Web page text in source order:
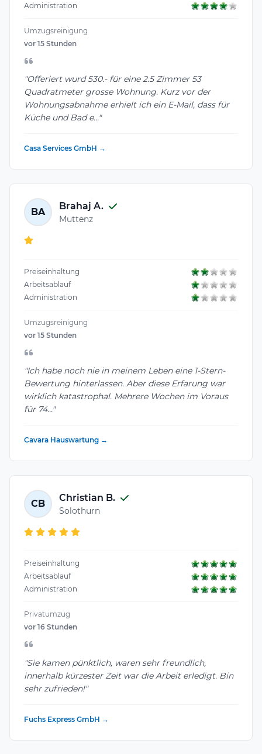
Administration
Umzugsreinigung
vor 15 Stunden
"Offeriert wurd 530.- für eine 2.5 Zimmer 53
Quadratmeter grosse Wohnung. Kurz vor der
Wohnungsabnahme erhielt ich ein E-Mail, dass für
Küche und Bad e..."
Casa Services GmbH →
BA
Brahaj A.
Muttenz
Preiseinhaltung
Arbeitsablauf
Administration
Umzugsreinigung
vor 15 Stunden
"Ich habe noch nie in meinem Leben eine 1-Stern-
Bewertung hinterlassen. Aber diese Erfarung war
wirklich katastrophal. Mehrere Wochen im Voraus
für 74..."
Cavara Hauswartung →
CB
Christian B.
Solothurn
Preiseinhaltung
Arbeitsablauf
Administration
Privatumzug
vor 16 Stunden
"Sie kamen pünktlich, waren sehr freundlich,
innerhalb kürzester Zeit war die Arbeit erledigt. Bin
sehr zufrieden!"
Fuchs Express GmbH →